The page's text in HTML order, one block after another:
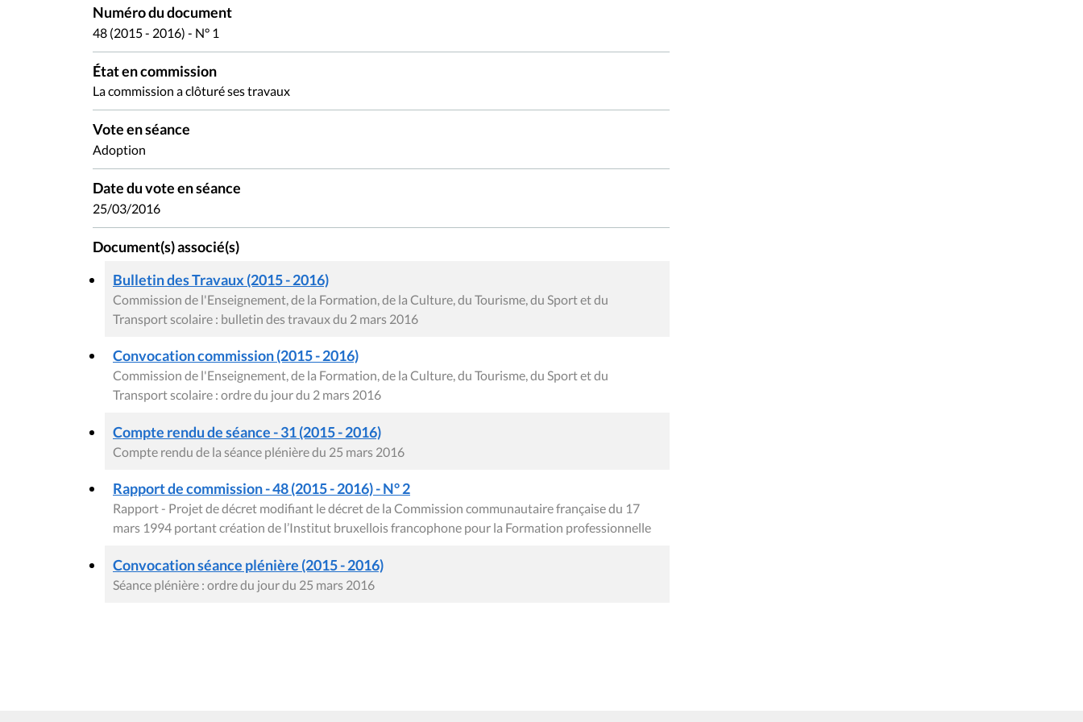
Numéro du document
48 (2015 - 2016) - N° 1
État en commission
La commission a clôturé ses travaux
Vote en séance
Adoption
Date du vote en séance
25/03/2016
Document(s) associé(s)
Bulletin des Travaux (2015 - 2016)
Commission de l'Enseignement, de la Formation, de la Culture, du Tourisme, du Sport et du
Transport scolaire : bulletin des travaux du 2 mars 2016
Convocation commission (2015 - 2016)
Commission de l'Enseignement, de la Formation, de la Culture, du Tourisme, du Sport et du
Transport scolaire : ordre du jour du 2 mars 2016
Compte rendu de séance - 31 (2015 - 2016)
Compte rendu de la séance plénière du 25 mars 2016
Rapport de commission - 48 (2015 - 2016) - N° 2
Rapport - Projet de décret modifiant le décret de la Commission communautaire française du 17
mars 1994 portant création de l’Institut bruxellois francophone pour la Formation professionnelle
Convocation séance plénière (2015 - 2016)
Séance plénière : ordre du jour du 25 mars 2016